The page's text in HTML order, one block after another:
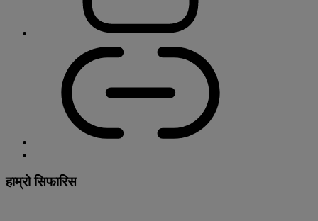
हाम्रो सिफारिस